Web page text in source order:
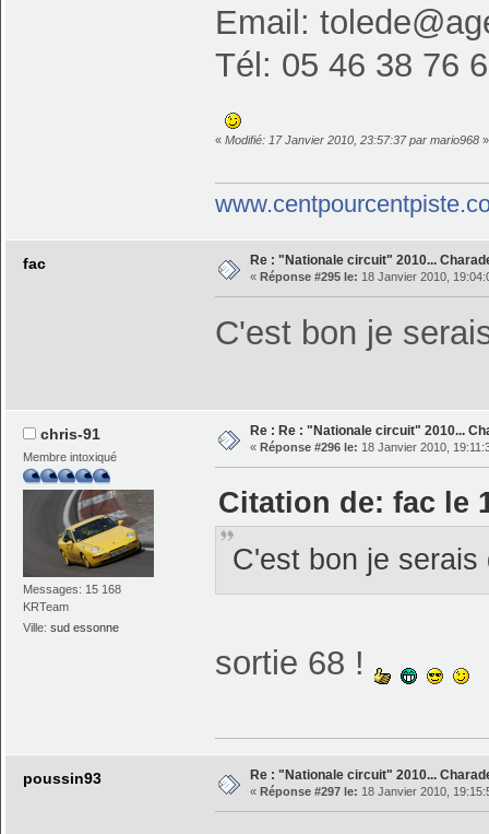
Email:
Tél: 05 46 38 76
« Modifié: 17 Janvier 2010, 23:57:37 par mario968»
fac Re : "Nationale circuit" 2010...
« Réponse #295 le: 18 Janvier 2010,
C'est bon je
chris-91
Membre intoxiqué
Messages: 15 168
KRTeam
Ville:sud essonne
Re : Re : "Nationale circuit" 2010...
« Réponse #296 le: 18 Janvier 2010,
Citation de: fac le
C'est bon je
sortie 68 !
poussin93 Re : "Nationale circuit" 2010...
« Réponse #297 le: 18 Janvier 2010,